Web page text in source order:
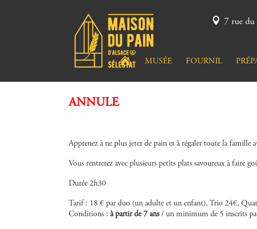
7 rue du
A
C
U
MUSÉE FOURNIL
ANNULE
Apprenez à ne plus jeter de pain et à régaler toute la famille
Vous rentrerez avec plusieurs petits plats savoureux à faire
Durée 2h30
Tarif : 18 € par duo (un adulte et un enfant), Trio 24€,
Conditions :à partir de 7 ans/ un minimum de 5 inscrits